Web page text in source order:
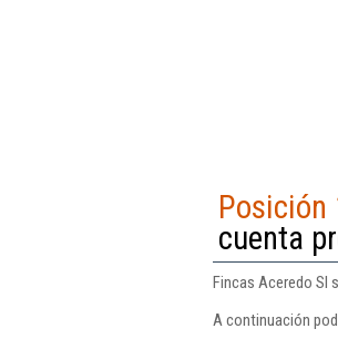
Posición
cuenta
Fincas Aceredo Sl
A continuación